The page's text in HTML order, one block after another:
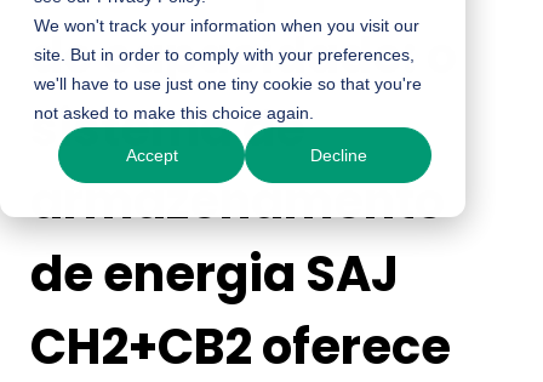
We won't track your information when you visit our
site. But in order to comply with your preferences,
we'll have to use just one tiny cookie so that you're
not asked to make this choice again.
Accept Decline
de capacidade: o
sistema de
armazenamento
de energia SAJ
CH2+CB2 oferece